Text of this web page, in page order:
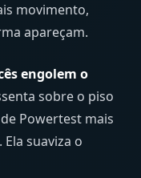
movimento,
apareçam.
engolem o
sobre o piso
Powertest mais
suaviza o